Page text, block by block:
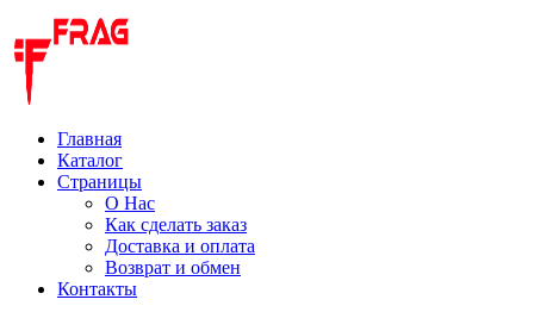
Главная
Каталог
Страницы
О Нас
Как сделать заказ
Доставка и оплата
Возврат и обмен
Контакты